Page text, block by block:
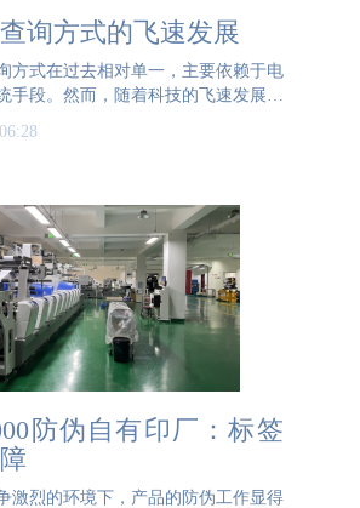
询方式的飞速发展
方式在过去相对单一，主要依赖于电
手段。然而，随着科技的飞速发展，
方式也迎来了革命性的变化。如今，
使得防伪标签的查询变得更加高效和
防伪自有印厂：标签
激烈的环境下，产品的防伪工作显得